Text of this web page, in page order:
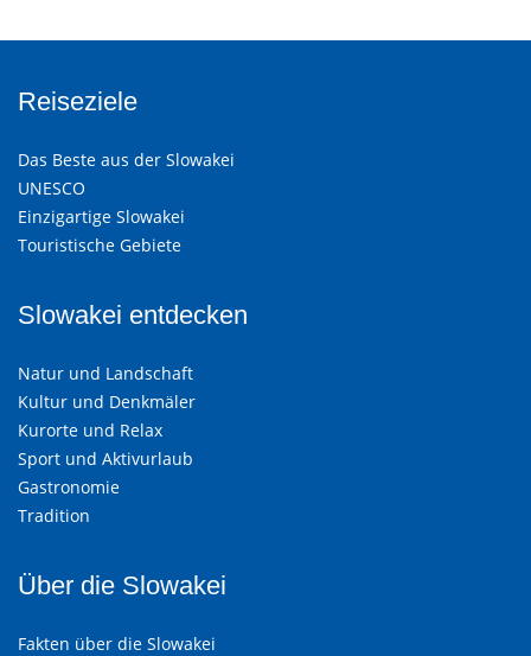
Reiseziele
Das Beste aus der Slowakei
UNESCO
Einzigartige Slowakei
Touristische Gebiete
Slowakei entdecken
Natur und Landschaft
Kultur und Denkmäler
Kurorte und Relax
Sport und Aktivurlaub
Gastronomie
Tradition
Über die Slowakei
Fakten über die Slowakei